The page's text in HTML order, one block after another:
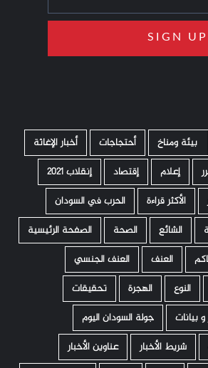
­ بيئة ومناخ أحتجاجات
أخبار الإغاثة
إعلام إقتصاد
إنقلاب 2021
الأكثر قراءة
الحرب في السودان
الشائع الصحة
الصفحة الرئيسية
العنف
العنف الجنسي
النوع الهجرة
تحقيقات
و بيانات
جولة السودان اليوم
شريط الأخبار عناوين الأخبار